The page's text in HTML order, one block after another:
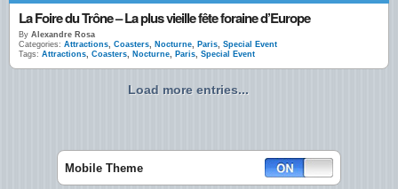
La Foire du Trône – La plus vieille fête foraine d’Europe
By Alexandre Rosa
Categories: Attractions, Coasters, Nocturne, Paris, Special Event
Tags: Attractions, Coasters, Nocturne, Paris, Special Event
Load more entries...
Mobile Theme